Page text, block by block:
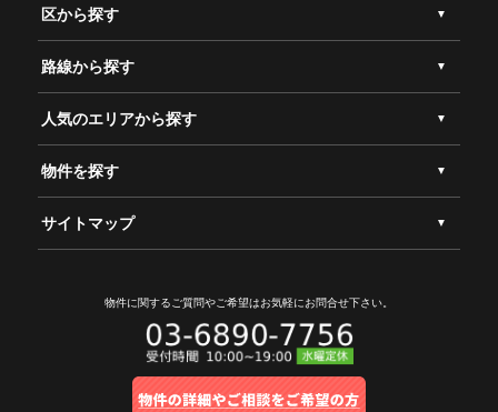
区から探す
路線から探す
人気のエリアから探す
物件を探す
サイトマップ
物件に関するご質問やご希望はお気軽にお問合せ下さい。